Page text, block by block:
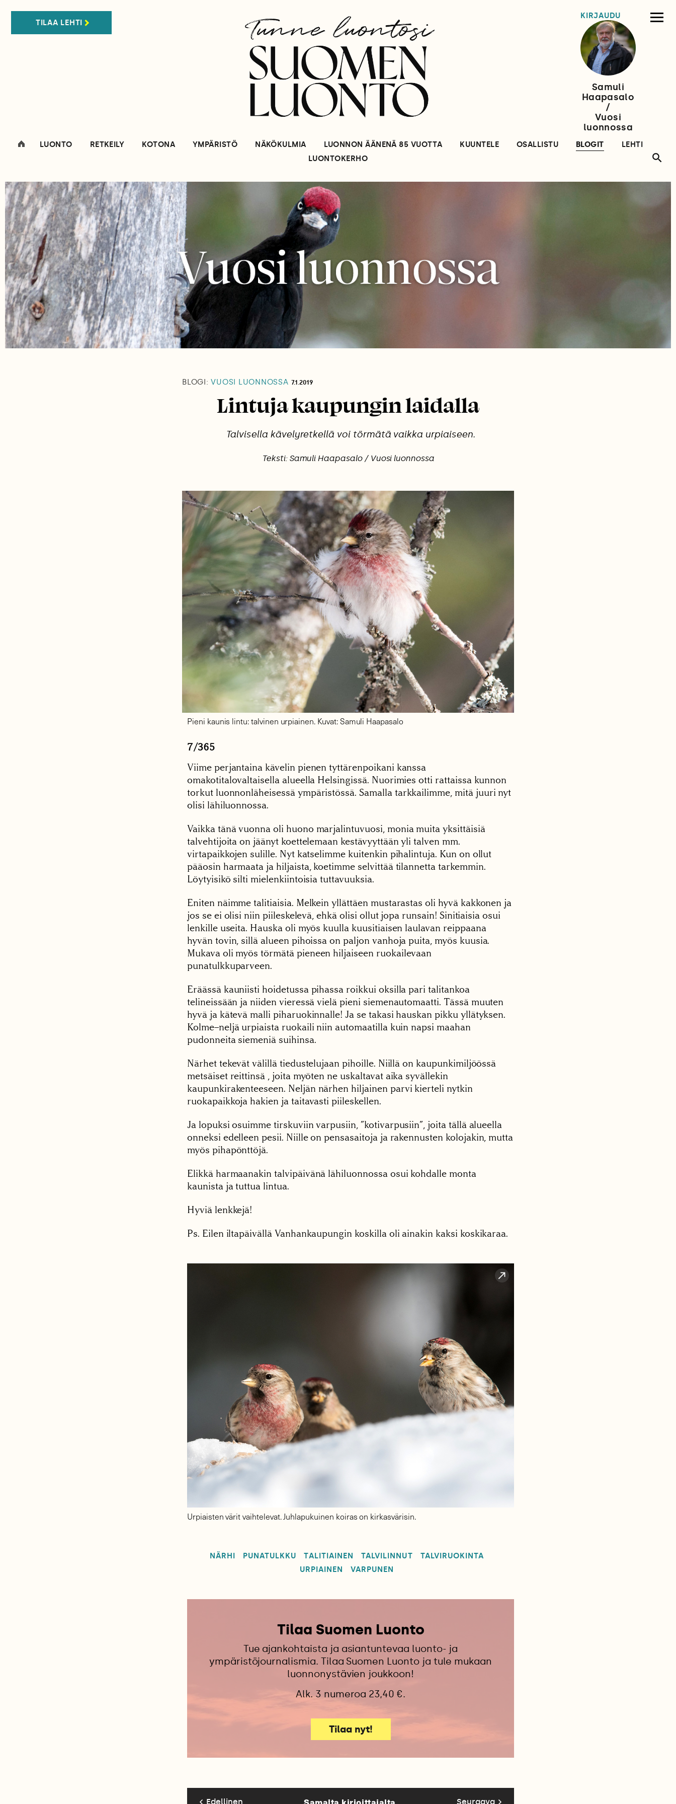
TILAA LEHTI
KIRJAUDU
LUONTO RETKEILY KOTONA YMPÄRISTÖ NÄKÖKULMIA LUONNON ÄÄNENÄ 85 VUOTTA KUUNTELE OSALLISTU BLOGIT
LEHTI
LUONTOKERHO
Samuli
Haapasalo
/
Vuosi
luonnossa
BLOGI: VUOSI LUONNOSSA 7.1.2019
Lintuja kaupungin laidalla
Talvisella kävelyretkellä voi törmätä vaikka urpiaiseen.
Teksti: Samuli Haapasalo / Vuosi luonnossa
Pieni kaunis lintu: talvinen urpiainen. Kuvat: Samuli Haapasalo
7/365
Viime perjantaina kävelin pienen tyttärenpoikani kanssa
omakotitalovaltaisella alueella Helsingissä. Nuorimies otti rattaissa kunnon
torkut luonnonläheisessä ympäristössä. Samalla tarkkailimme, mitä juuri nyt
olisi lähiluonnossa.
Vaikka tänä vuonna oli huono marjalintuvuosi, monia muita yksittäisiä
talvehtijoita on jäänyt koettelemaan kestävyyttään yli talven mm.
virtapaikkojen sulille. Nyt katselimme kuitenkin pihalintuja. Kun on ollut
pääosin harmaata ja hiljaista, koetimme selvittää tilannetta tarkemmin.
Löytyisikö silti mielenkiintoisia tuttavuuksia.
Eniten näimme talitiaisia. Melkein yllättäen mustarastas oli hyvä kakkonen ja
jos se ei olisi niin piileskelevä, ehkä olisi ollut jopa runsain! Sinitiaisia osui
lenkille useita. Hauska oli myös kuulla kuusitiaisen laulavan reippaana
hyvän tovin, sillä alueen pihoissa on paljon vanhoja puita, myös kuusia.
Mukava oli myös törmätä pieneen hiljaiseen ruokailevaan
punatulkkuparveen.
Eräässä kauniisti hoidetussa pihassa roikkui oksilla pari talitankoa
telineissään ja niiden vieressä vielä pieni siemenautomaatti. Tässä muuten
hyvä ja kätevä malli piharuokinnalle! Ja se takasi hauskan pikku yllätyksen.
Kolme–neljä urpiaista ruokaili niin automaatilla kuin napsi maahan
pudonneita siemeniä suihinsa.
Närhet tekevät välillä tiedustelujaan pihoille. Niillä on kaupunkimiljöössä
metsäiset reittinsä , joita myöten ne uskaltavat aika syvällekin
kaupunkirakenteeseen. Neljän närhen hiljainen parvi kierteli nytkin
ruokapaikkoja hakien ja taitavasti piileskellen.
Ja lopuksi osuimme tirskuviin varpusiin, ”kotivarpusiin”, joita tällä alueella
onneksi edelleen pesii. Niille on pensasaitoja ja rakennusten kolojakin, mutta
myös pihapönttöjä.
Elikkä harmaanakin talvipäivänä lähiluonnossa osui kohdalle monta
kaunista ja tuttua lintua.
Hyviä lenkkejä!
Ps. Eilen iltapäivällä Vanhankaupungin koskilla oli ainakin kaksi koskikaraa.

Urpiaisten värit vaihtelevat. Juhlapukuinen koiras on kirkasvärisin.
NÄRHI PUNATULKKU TALITIAINEN TALVILINNUT
TALVIRUOKINTA
URPIAINEN
VARPUNEN
Tilaa Suomen Luonto
Tue ajankohtaista ja asiantuntevaa luonto- ja
ympäristöjournalismia. Tilaa Suomen Luonto ja tule mukaan
luonnonystävien joukkoon!
Alk. 3 numeroa 23,40 €.
Tilaa nyt!
Edellinen Seuraava